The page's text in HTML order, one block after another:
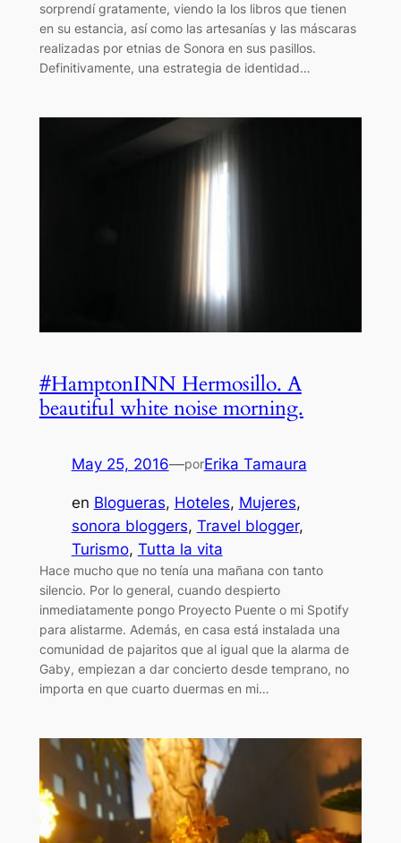
sorprendí gratamente, viendo la los libros que tienen
en su estancia, así como las artesanías y las máscaras
realizadas por etnias de Sonora en sus pasillos.
Definitivamente, una estrategia de identidad…
#HamptonINN Hermosillo. A
beautiful white noise morning.
May 25, 2016—porErika Tamaura
en Blogueras, Hoteles, Mujeres
sonora bloggers, Travel blogger
Turismo, Tutta la vita
Hace mucho que no tenía una mañana con tanto
silencio. Por lo general, cuando despierto
inmediatamente pongo Proyecto Puente o mi Spotify
para alistarme. Además, en casa está instalada una
comunidad de pajaritos que al igual que la alarma de
Gaby, empiezan a dar concierto desde temprano, no
importa en que cuarto duermas en mi…